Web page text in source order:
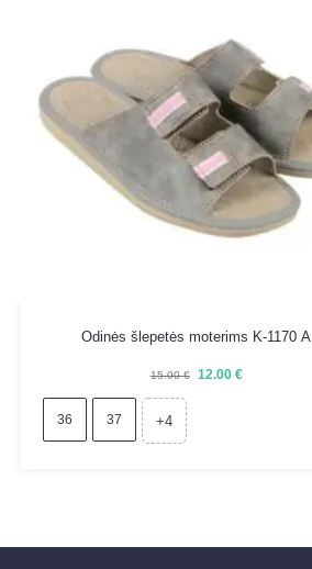
Odinės šlepetės moterims K-1170 A
15.00€ 12.00 €
36 37 +4